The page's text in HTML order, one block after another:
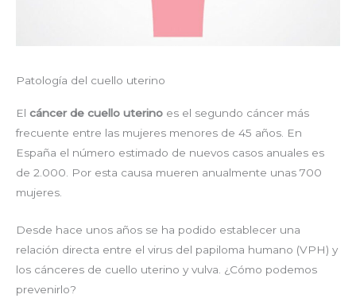
Patología del cuello uterino
El cáncer de cuello uterino es el segundo cáncer más
frecuente entre las mujeres menores de 45 años. En
España el número estimado de nuevos casos anuales es
de 2.000. Por esta causa mueren anualmente unas 700
mujeres.
Desde hace unos años se ha podido establecer una
relación directa entre el virus del papiloma humano (VPH) y
los cánceres de cuello uterino y vulva. ¿Cómo podemos
prevenirlo?